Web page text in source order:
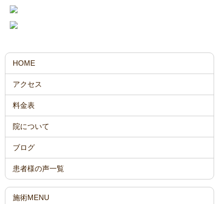
HOME
アクセス
料金表
院について
ブログ
患者様の声一覧
施術MENU